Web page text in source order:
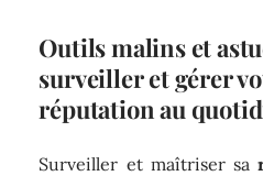
Outils malins et
surveiller et gérer
réputation au
Surveiller et maîtriser sa